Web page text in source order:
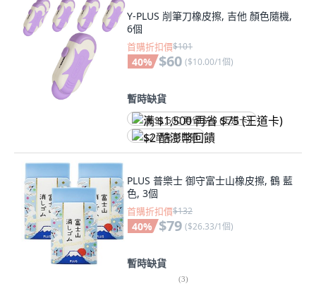
Y-PLUS 削筆刀橡皮擦, 吉他 顏色隨機,
6個
首購折扣價$101
40% $60 ($10.00/1個)
暫時缺貨
满 $1,500 再省 $75 (王道卡)
$2 酷澎幣回饋
PLUS 普樂士 御守富士山橡皮擦, 鶴 藍
色, 3個
首購折扣價$132
40% $79 ($26.33/1個)
暫時缺貨
(3)